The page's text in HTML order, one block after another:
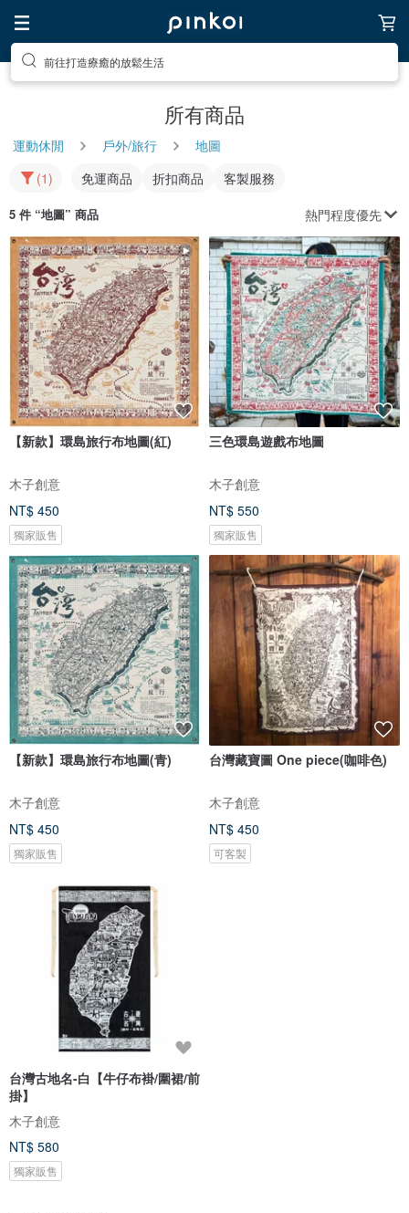
前往打造療癒的放鬆生活
所有商品
運動休閒 戶外/旅行
地圖
(1)
免運商品 折扣商品 客製服務
5 件 “地圖” 商品 熱門程度優先
【新款】環島旅行布地圖(紅)
木子創意
NT$ 450
獨家販售
三色環島遊戲布地圖
木子創意
NT$ 550
獨家販售
【新款】環島旅行布地圖(青)
木子創意
NT$ 450
獨家販售
台灣藏寶圖 One piece(咖啡色)
木子創意
NT$ 450
可客製
台灣古地名-白【牛仔布褂/圍裙/前
掛】
木子創意
NT$ 580
獨家販售